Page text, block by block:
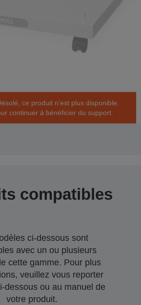
ce produit n’est plus disponible.
continuer à bénéficier du support.
compatibles
ci-dessous sont
avec un ou plusieurs
cette gamme. Pour plus
veuillez vous reporter
dessous ou au manuel de
votre produit.